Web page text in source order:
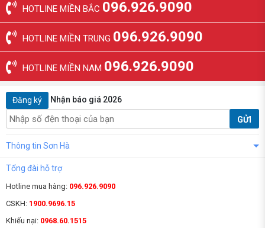
HOTLINE MIỀN BẮC 096.926.9090
HOTLINE MIỀN TRUNG 096.926.9090
HOTLINE MIỀN NAM 096.926.9090
Đăng ký Nhận báo giá 2026
GỬI
Thông tin Sơn Hà
Tổng đài hỗ trợ
Hotline mua hàng: 096.926.9090
CSKH: 1900.9696.15
Khiếu nại: 0968.60.1515